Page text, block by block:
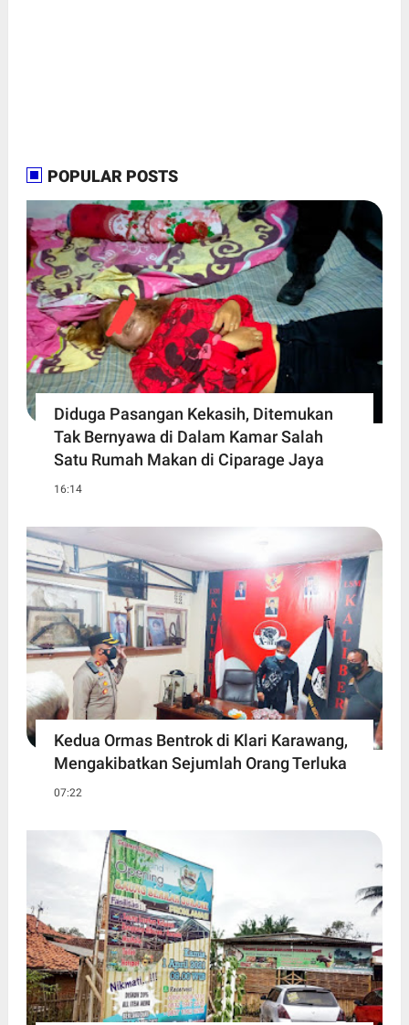
POPULAR POSTS
Diduga Pasangan Kekasih, Ditemukan
Tak Bernyawa di Dalam Kamar Salah
Satu Rumah Makan di Ciparage Jaya
16:14
Kedua Ormas Bentrok di Klari Karawang,
Mengakibatkan Sejumlah Orang Terluka
07:22